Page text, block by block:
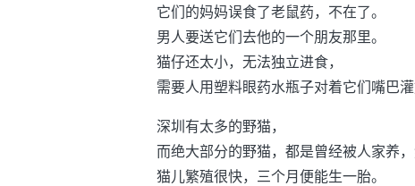
它们的妈妈误食了老鼠药，不在了。
男人要送它们去他的一个朋友那里。
猫仔还太小，无法独立进食，
需要人用塑料眼药水瓶子对着它们嘴巴灌
深圳有太多的野猫，
而绝大部分的野猫，都是曾经被人家养，
猫儿繁殖很快，三个月便能生一胎。